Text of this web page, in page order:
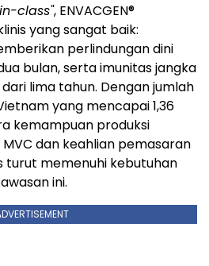
class", ENVACGEN®
yang sangat baik:
perlindungan dini
bulan, serta imunitas jangka
lima tahun. Dengan jumlah
yang mencapai 1,36
kemampuan produksi
dan keahlian pemasaran
turut memenuhi kebutuhan
ini.